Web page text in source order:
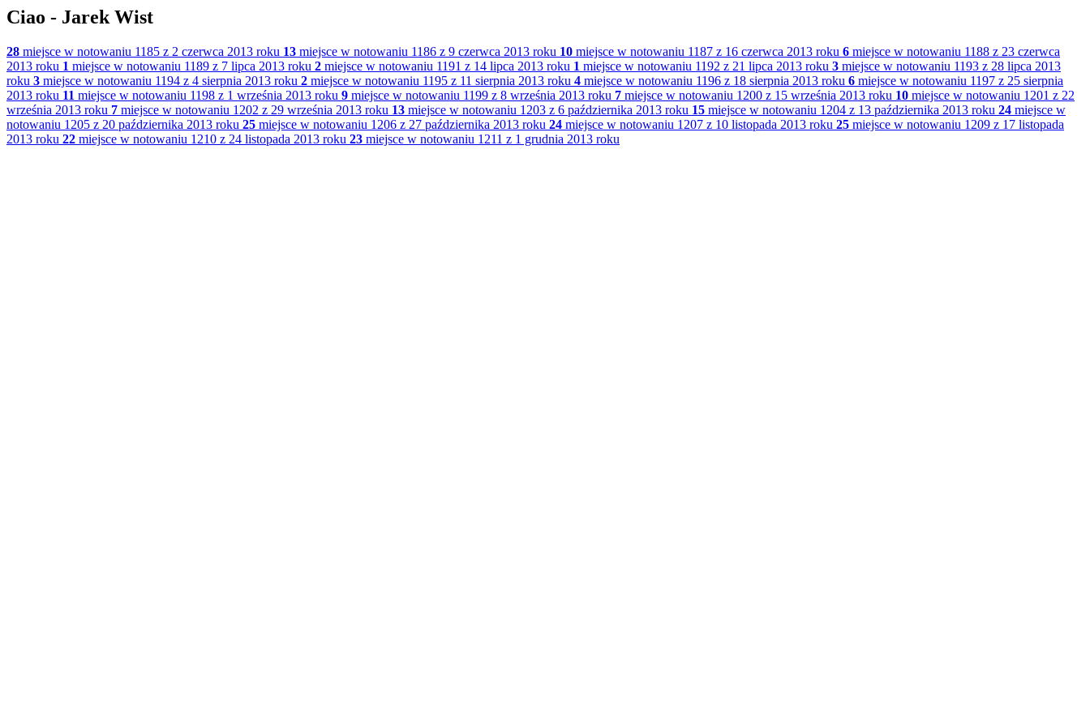
Ciao - Jarek Wist
28 miejsce w notowaniu 1185 z 2 czerwca 2013 roku 13 miejsce w notowaniu 1186 z 9 czerwca 2013 roku 10 miejsce w notowaniu 1187 z 16 czerwca 2013 roku 6 miejsce w notowaniu 1188 z 23 czerwca
2013 roku 1 miejsce w notowaniu 1189 z 7 lipca 2013 roku 2 miejsce w notowaniu 1191 z 14 lipca 2013 roku 1 miejsce w notowaniu 1192 z 21 lipca 2013 roku 3 miejsce w notowaniu 1193 z 28 lipca 2013
roku 3 miejsce w notowaniu 1194 z 4 sierpnia 2013 roku 2 miejsce w notowaniu 1195 z 11 sierpnia 2013 roku 4 miejsce w notowaniu 1196 z 18 sierpnia 2013 roku 6 miejsce w notowaniu 1197 z 25 sierpnia
2013 roku 11 miejsce w notowaniu 1198 z 1 września 2013 roku 9 miejsce w notowaniu 1199 z 8 września 2013 roku 7 miejsce w notowaniu 1200 z 15 września 2013 roku 10 miejsce w notowaniu 1201 z 22
września 2013 roku 7 miejsce w notowaniu 1202 z 29 września 2013 roku 13 miejsce w notowaniu 1203 z 6 października 2013 roku 15 miejsce w notowaniu 1204 z 13 października 2013 roku 24 miejsce w
notowaniu 1205 z 20 października 2013 roku 25 miejsce w notowaniu 1206 z 27 października 2013 roku 24 miejsce w notowaniu 1207 z 10 listopada 2013 roku 25 miejsce w notowaniu 1209 z 17 listopada
2013 roku 22 miejsce w notowaniu 1210 z 24 listopada 2013 roku 23 miejsce w notowaniu 1211 z 1 grudnia 2013 roku